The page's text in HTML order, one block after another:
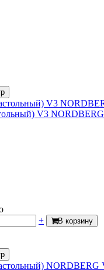
V3 NORDBERG
+ В корзину